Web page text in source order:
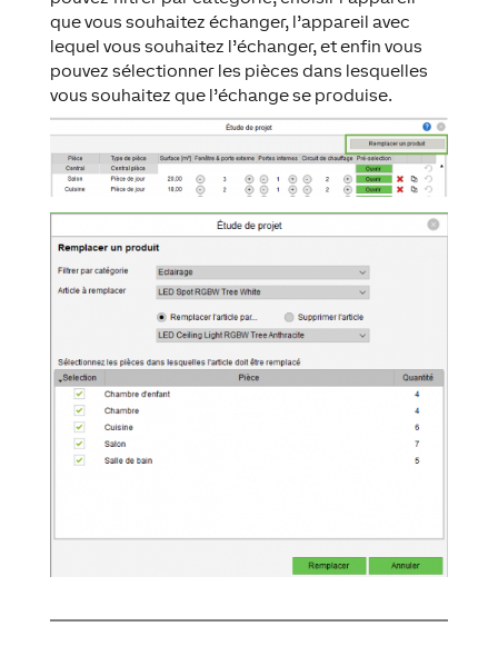
que vous souhaitez échanger, l’appareil avec
lequel vous souhaitez l’échanger, et enfin vous
pouvez sélectionner les pièces dans lesquelles
vous souhaitez que l’échange se produise.